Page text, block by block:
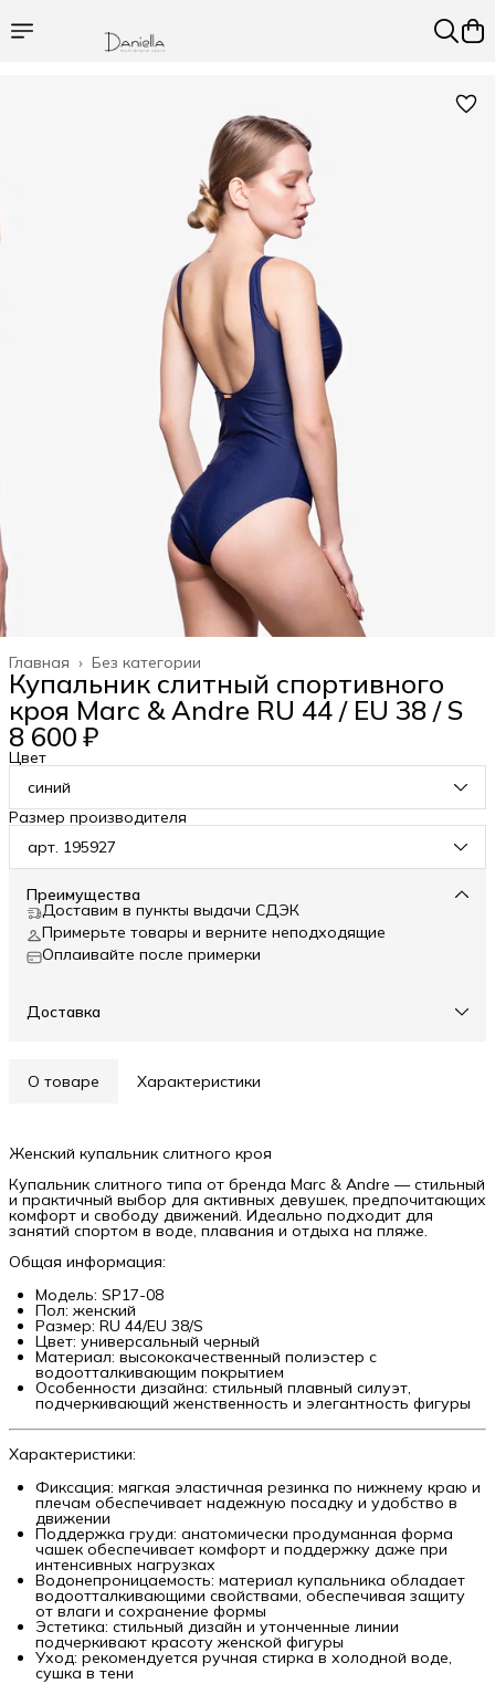
Без категории
Главная ›
Купальник слитный спортивного
кроя Marc & Andre RU 44 / EU 38 / S
8 600 ₽
Цвет
синий
Размер производителя
арт. 195927
Преимущества
Доставим в пункты выдачи СДЭК
Примерьте товары и верните неподходящие
Оплаивайте после примерки
Доставка
О товаре Характеристики
Женский купальник слитного кроя
Купальник слитного типа от бренда Marc & Andre — стильный
и практичный выбор для активных девушек, предпочитающих
комфорт и свободу движений. Идеально подходит для
занятий спортом в воде, плавания и отдыха на пляже.
Общая информация:
Модель: SP17-08
Пол: женский
Размер: RU 44/EU 38/S
Цвет: универсальный черный
Материал: высококачественный полиэстер с
водоотталкивающим покрытием
Особенности дизайна: стильный плавный силуэт,
подчеркивающий женственность и элегантность фигуры
Характеристики:
Фиксация: мягкая эластичная резинка по нижнему краю и
плечам обеспечивает надежную посадку и удобство в
движении
Поддержка груди: анатомически продуманная форма
чашек обеспечивает комфорт и поддержку даже при
интенсивных нагрузках
Водонепроницаемость: материал купальника обладает
водоотталкивающими свойствами, обеспечивая защиту
от влаги и сохранение формы
Эстетика: стильный дизайн и утонченные линии
подчеркивают красоту женской фигуры
Уход: рекомендуется ручная стирка в холодной воде,
сушка в тени